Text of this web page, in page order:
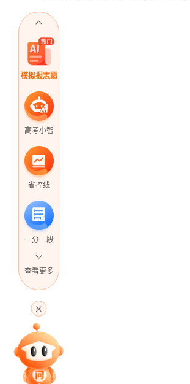
模拟报志愿
高考小智
省控线
一分一段
专家指导课
查看更多